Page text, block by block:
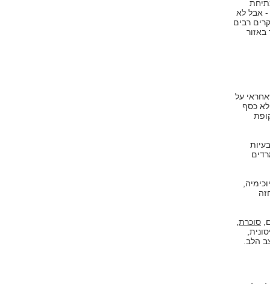
- אבל לא
רבים
על
כסף
חזה
סוכרת
הלב.